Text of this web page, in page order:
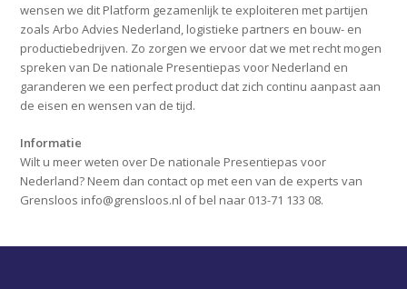
wensen we dit Platform gezamenlijk te exploiteren met partijen
zoals Arbo Advies Nederland, logistieke partners en bouw- en
productiebedrijven. Zo zorgen we ervoor dat we met recht mogen
spreken van De nationale Presentiepas voor Nederland en
garanderen we een perfect product dat zich continu aanpast aan
de eisen en wensen van de tijd.
Informatie
Wilt u meer weten over De nationale Presentiepas voor
Nederland? Neem dan contact op met een van de experts van
Grensloos info@grensloos.nl of bel naar 013-71 133 08.